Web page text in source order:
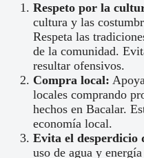
Respeto por la
cultura y las
Respeta las
de la comunidad.
resultar ofensivos.
Compra local:
locales comprando
hechos en Bacalar.
economía local.
Evita el desperdicio
uso de agua y